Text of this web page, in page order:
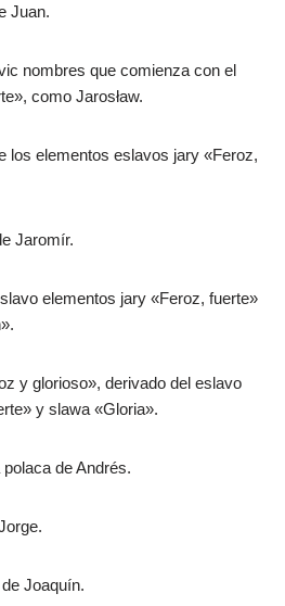
Juan.
nombres que comienza con el
como Jarosław.
los elementos eslavos jary «Feroz,
Jaromír.
elementos jary «Feroz, fuerte»
y glorioso», derivado del eslavo
y slawa «Gloria».
de Andrés.
Joaquín.